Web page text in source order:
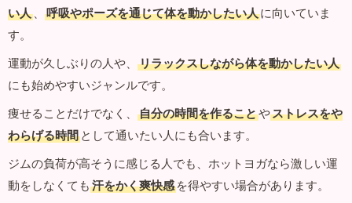
い人 、 呼吸やポーズを通じて体を動かしたい人に向いていま
す。
運動が久しぶりの人や、
リラックスしながら体を動かしたい人
にも始めやすいジャンルです。
痩せることだけでなく、
自分の時間を作ることやストレスをや
わらげる時間 として通いたい人にも合います。
ジムの負荷が高そうに感じる人でも、ホットヨガなら激しい運
動をしなくても 汗をかく爽快感 を得やすい場合があります。